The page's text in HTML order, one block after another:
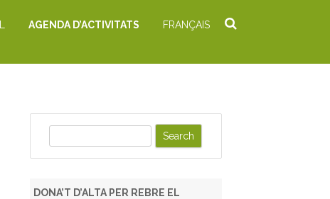
AGENDA D’ACTIVITATS FRANÇAIS
DONA’T D’ALTA PER REBRE EL